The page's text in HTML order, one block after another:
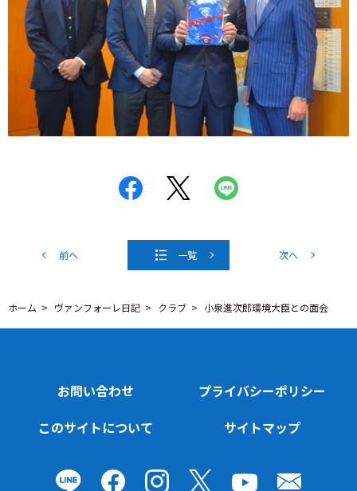
前へ 一覧 次へ
ホーム ヴァンフォーレ日記 クラブ 小泉進次郎環境大臣との面会
お問い合わせ
プライバシーポリシー
このサイトについて
サイトマップ